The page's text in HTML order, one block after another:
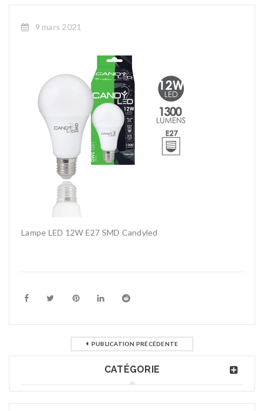
9 mars 2021
Lampe LED 12W E27 SMD Candyled
PUBLICATION PRÉCÉDENTE
CATÉGORIE